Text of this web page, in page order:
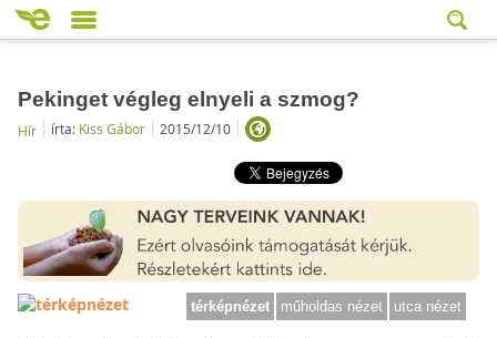
Pekinget végleg elnyeli a szmog?
Hír írta: Kiss Gábor 2015/12/10
térképnézet műholdas nézet utca nézet